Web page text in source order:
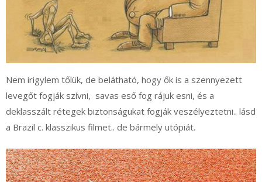
Nem irigylem tőlük, de belátható, hogy ők is a szennyezett
levegőt fogják szívni, savas eső fog rájuk esni, és a
deklasszált rétegek biztonságukat fogják veszélyeztetni.. lásd
a Brazil c. klasszikus filmet.. de bármely utópiát.